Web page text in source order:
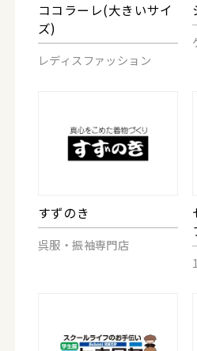
ココラーレ(大きいサイ
ズ)
レディスファッション
すずのき
呉服・振袖専門店